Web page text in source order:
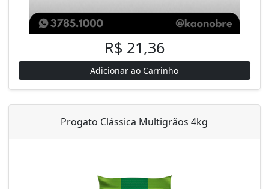
R$ 21,36
Adicionar ao Carrinho
Progato Clássica Multigrãos 4kg